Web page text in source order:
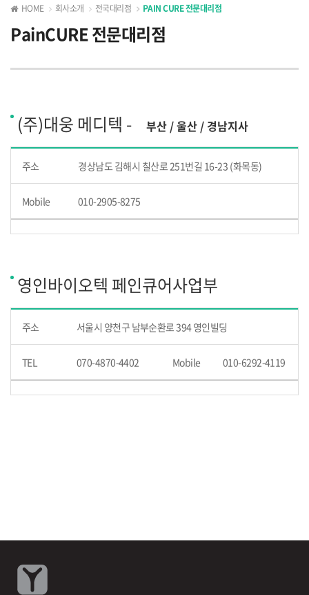
HOME 회사소개 전국대리점 PAIN CURE 전문대리점
PainCURE 전문대리점
(주)대웅 메디텍 - 부산 / 울산 / 경남지사
주소 경상남도 김해시 칠산로 251번길 16-23 (화목동)
Mobile 010-2905-8275
영인바이오텍 페인큐어사업부
주소 서울시 양천구 남부순환로 394 영인빌딩
TEL 070-4870-4402 Mobile 010-6292-4119